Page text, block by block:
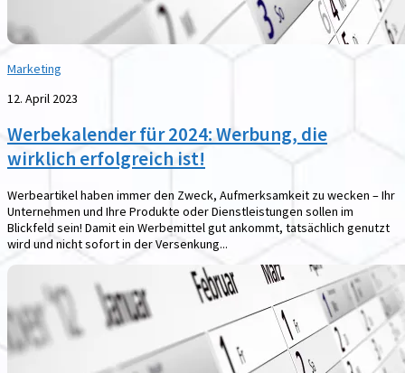
Marketing
12. April 2023
Werbekalender für 2024: Werbung, die
wirklich erfolgreich ist!
Werbeartikel haben immer den Zweck, Aufmerksamkeit zu wecken – Ihr
Unternehmen und Ihre Produkte oder Dienstleistungen sollen im
Blickfeld sein! Damit ein Werbemittel gut ankommt, tatsächlich genutzt
wird und nicht sofort in der Versenkung...